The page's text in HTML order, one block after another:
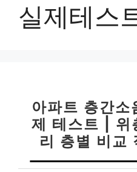
실제테스
아파트 층간소
제 테스트 | 위
리 층별 비교